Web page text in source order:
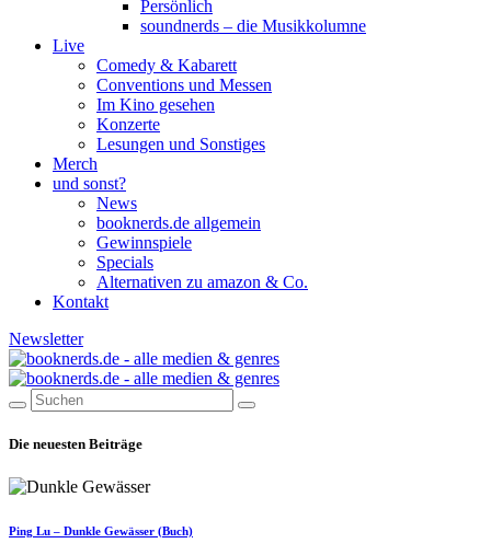
Persönlich
soundnerds – die Musikkolumne
Live
Comedy & Kabarett
Conventions und Messen
Im Kino gesehen
Konzerte
Lesungen und Sonstiges
Merch
und sonst?
News
booknerds.de allgemein
Gewinnspiele
Specials
Alternativen zu amazon & Co.
Kontakt
Newsletter
Die neuesten Beiträge
Ping Lu – Dunkle Gewässer (Buch)